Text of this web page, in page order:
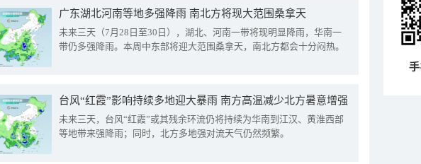
广东湖北河南等地多强降雨 南北方将现大范围桑拿天
未来三天（7月28日至30日），湖北、河南一带将现明显降雨，华南一
带仍多强降雨。本周中东部将迎大范围桑拿天，南北方都会十分闷热。
台风“红霞”影响持续多地迎大暴雨 南方高温减少北方暑意增强
未来三天，台风“红霞”或其残余环流仍将持续为华南到江汉、黄淮西部
等地带来强降雨；同时，北方多地强对流天气仍然频繁。